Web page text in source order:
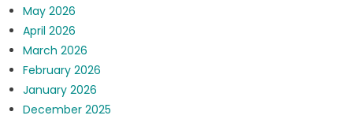
May 2026
April 2026
March 2026
February 2026
January 2026
December 2025